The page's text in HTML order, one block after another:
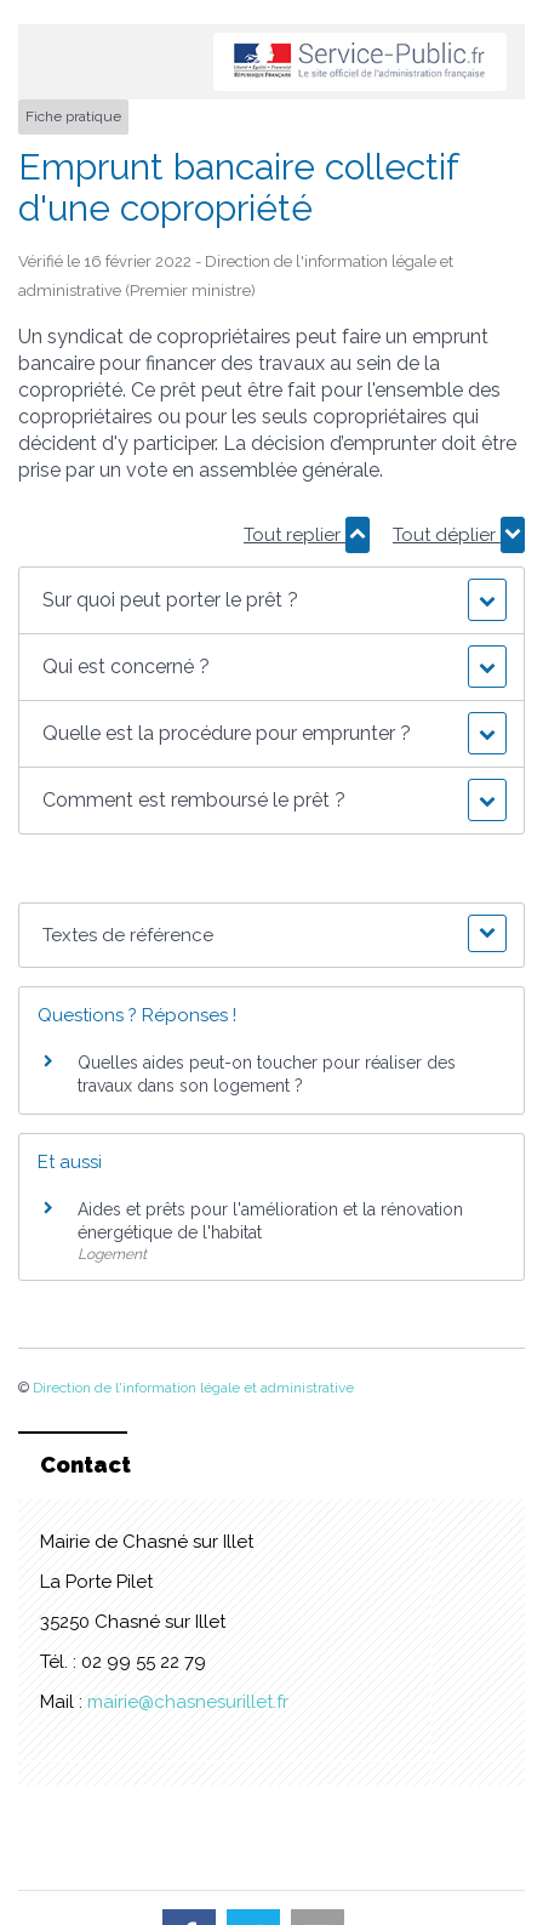
Fiche pratique
Emprunt bancaire collectif
d'une copropriété
Vérifié le 16 février 2022 - Direction de l'information légale et
administrative (Premier ministre)
Un syndicat de copropriétaires peut faire un emprunt
bancaire pour financer des travaux au sein de la
copropriété. Ce prêt peut être fait pour l'ensemble des
copropriétaires ou pour les seuls copropriétaires qui
décident d'y participer. La décision d’emprunter doit être
prise par un vote en assemblée générale.
Tout replier Tout déplier
Sur quoi peut porter le prêt ?
Qui est concerné ?
Quelle est la procédure pour emprunter ?
Comment est remboursé le prêt ?
Textes de référence
Questions ? Réponses !
Quelles aides peut-on toucher pour réaliser des
travaux dans son logement ?
Et aussi
Aides et prêts pour l'amélioration et la rénovation
énergétique de l'habitat
Logement
© Direction de l'information légale et administrative
Contact
Mairie de Chasné sur Illet
La Porte Pilet
35250 Chasné sur Illet
Tél. : 02 99 55 22 79
Mail : mairie@chasnesurillet.fr